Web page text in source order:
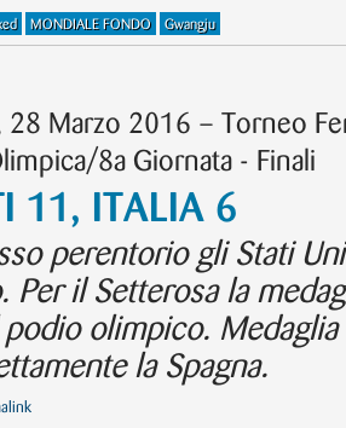
MONDIALE FONDO Gwangju
28 Marzo 2016 – Torneo
8a Giornata - Finali
11, ITALIA 6
perentorio gli Stati
Per il Setterosa la
olimpico. Medaglia
la Spagna.